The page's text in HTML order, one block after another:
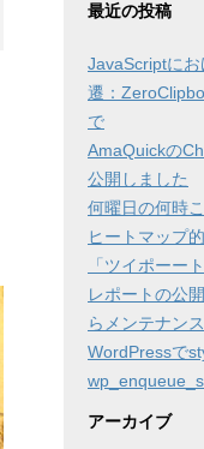
最近の投稿
JavaScriptに
遷：
で
AmaQuickの
公開しました
何曜日の何時
ヒートマップ
「ツイポーー
レポートの公
らメンテナンス
WordPressで
アーカイブ